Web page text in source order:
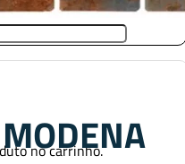
no carrinho.